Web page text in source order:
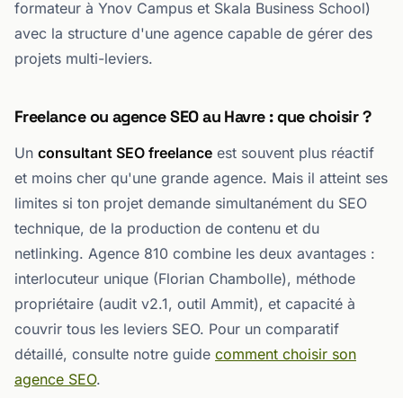
formateur à Ynov Campus et Skala Business School)
avec la structure d'une agence capable de gérer des
projets multi-leviers.
Freelance ou agence SEO au Havre : que choisir ?
Un consultant SEO freelance est souvent plus réactif
et moins cher qu'une grande agence. Mais il atteint ses
limites si ton projet demande simultanément du SEO
technique, de la production de contenu et du
netlinking. Agence 810 combine les deux avantages :
interlocuteur unique (Florian Chambolle), méthode
propriétaire (audit v2.1, outil Ammit), et capacité à
couvrir tous les leviers SEO. Pour un comparatif
détaillé, consulte notre guide comment choisir son
agence SEO.